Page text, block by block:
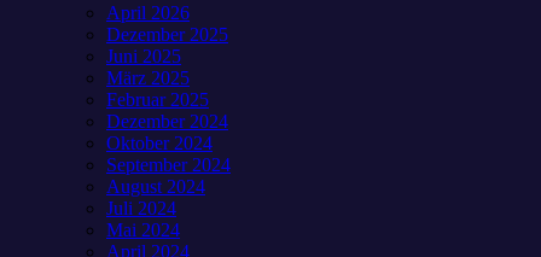
April 2026
Dezember 2025
Juni 2025
März 2025
Februar 2025
Dezember 2024
Oktober 2024
September 2024
August 2024
Juli 2024
Mai 2024
April 2024